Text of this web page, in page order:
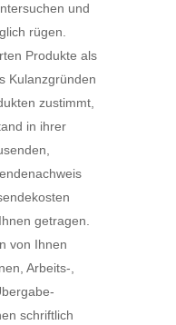
und
rügen.
Produkte als
Kulanzgründen
zustimmt,
in ihrer
getragen.
von Ihnen
Arbeits-,
schriftlich